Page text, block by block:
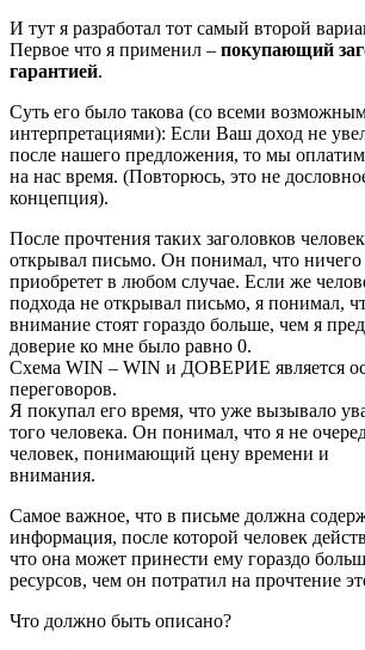
И тут я разработал тот самый второй
Первое что я применил – покупающий
гарантией.
Суть его было такова (со всеми
интерпретациями): Если Ваш доход не
после нашего предложения, то мы оплатим
на нас время. (Повторюсь, это не
концепция).
После прочтения таких заголовков
открывал письмо. Он понимал, что ничего
приобретет в любом случае. Если же
подхода не открывал письмо, я понимал,
внимание стоят гораздо больше, чем я
доверие ко мне было равно 0.
Схема WIN – WIN и ДОВЕРИЕ является
переговоров.
Я покупал его время, что уже вызывало
того человека. Он понимал, что я не
человек, понимающий цену времени и
внимания.
Самое важное, что в письме должна
информация, после которой человек
что она может принести ему гораздо
ресурсов, чем он потратил на прочтение
Что должно быть описано?